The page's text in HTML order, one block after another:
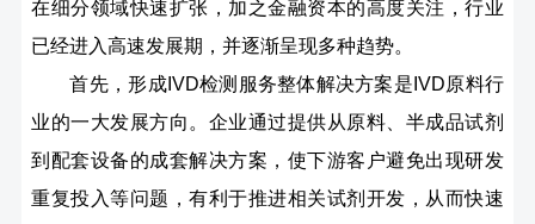
在细分领域快速扩张，加之金融资本的高度关注，行业
已经进入高速发展期，并逐渐呈现多种趋势。
首先，形成IVD检测服务整体解决方案是IVD原料行
业的一大发展方向。企业通过提供从原料、半成品试剂
到配套设备的成套解决方案，使下游客户避免出现研发
重复投入等问题，有利于推进相关试剂开发，从而快速